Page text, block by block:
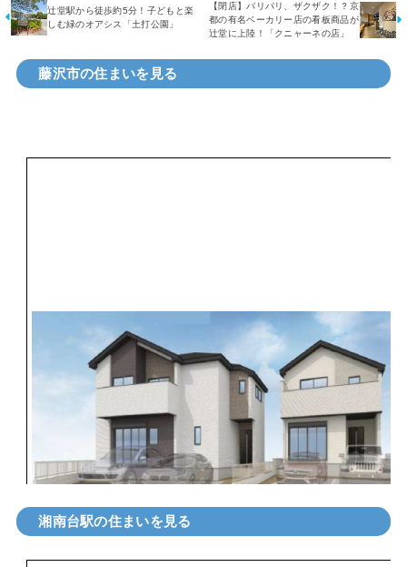
辻堂駅から徒歩約5分！子どもと楽
しむ緑のオアシス「土打公園」
【閉店】パリパリ、ザクザク！？京
都の有名ベーカリー店の看板商品が
辻堂に上陸！「クニャーネの店」
藤沢市の住まいを見る
湘南台駅の住まいを見る